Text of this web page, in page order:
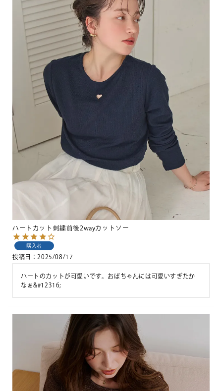
ハートカット刺繍前後2wayカットソー
購入者
投稿日 2025/08/17
ハートのカットが可愛いです。おばちゃんには可愛いすぎたか
なぁ&#12316;